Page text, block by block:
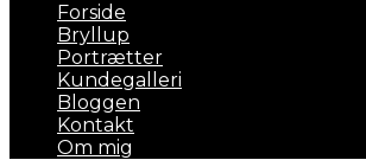
Forside
Bryllup
Portrætter
Kundegalleri
Bloggen
Kontakt
Om mig